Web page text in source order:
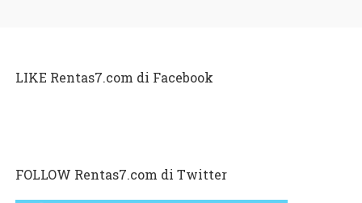
LIKE Rentas7.com di Facebook
FOLLOW Rentas7.com di Twitter